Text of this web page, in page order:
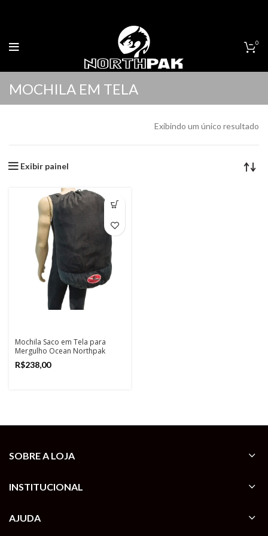
0
MOCHILA EM TELA
Exibindo um único resultado
Exibir painel
Mochila Saco em Tela para
Mergulho Ocean Northpak
R$
SOBRE A LOJA
INSTITUCIONAL
AJUDA